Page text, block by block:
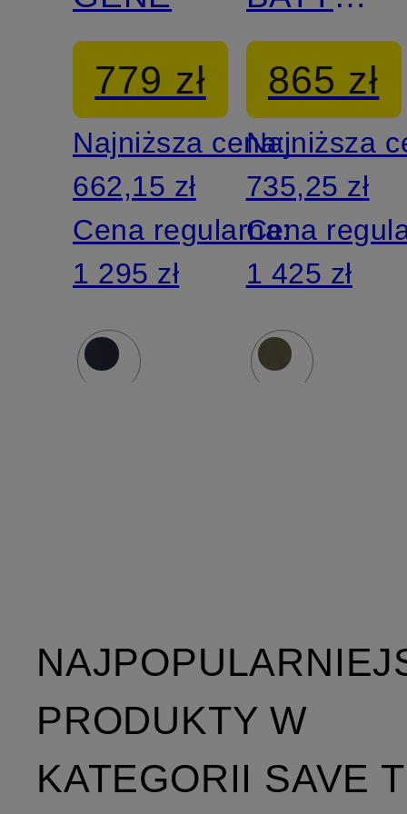
779 zł
Najniższa cena:
662,15 zł
Cena regularna:
1 295 zł
z
kapturem
865 zł
Najniższa
735,25 zł
Cena
1 425 zł
PRODUKTY W
KATEGORII SAVE